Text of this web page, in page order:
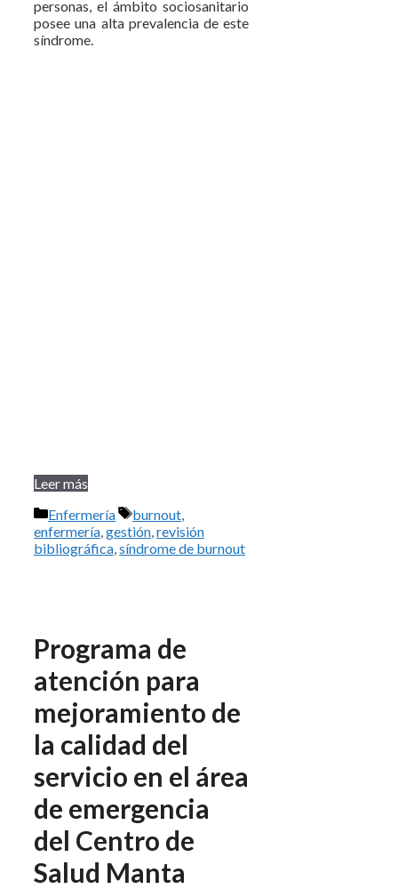
personas, el ámbito sociosanitario
posee una alta prevalencia de este
síndrome.
Leer más
Categorías
Enfermería Etiquetas
burnout,
enfermería,gestión,revisión
bibliográfica,síndrome de burnout
Programa de
atención para
mejoramiento de
la calidad del
servicio en el área
de emergencia
del Centro de
Salud Manta